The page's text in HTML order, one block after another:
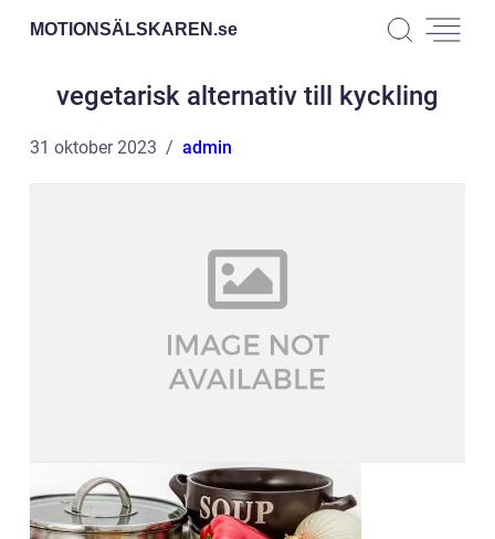
MOTIONSÄLSKAREN.se
vegetarisk alternativ till kyckling
31 oktober 2023 admin